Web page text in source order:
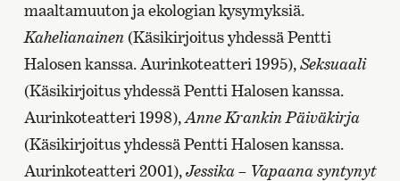
maaltamuuton ja ekologian kysymyksiä.
Kahelianainen(Käsikirjoitus yhdessä Pentti
Halosen kanssa. Aurinkoteatteri 1995),Seksuaali
(Käsikirjoitus yhdessä Pentti Halosen kanssa.
Aurinkoteatteri 1998),Anne Krankin Päiväkirja
(Käsikirjoitus yhdessä Pentti Halosen kanssa.
Aurinkoteatteri 2001),Jessika – Vapaana syntynyt